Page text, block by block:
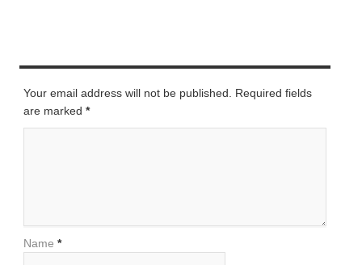
Your email address will not be published. Required fields
are marked *
Name *